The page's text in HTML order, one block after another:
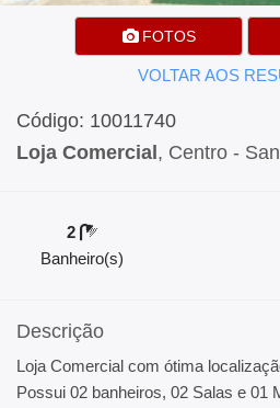
FOTOS
VOLTAR AOS
Código: 10011740
Loja Comercial , Centro -
2
Banheiro(s)
Descrição
Loja Comercial com ótima
Possui 02 banheiros, 02 Salas e 01